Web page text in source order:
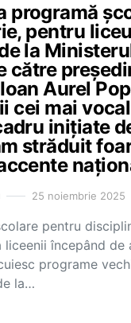
programă
pentru
la
către
Aurel
cei mai
inițiate
străduit
25 noiembrie 2025
pentru
începând de
programe
la…